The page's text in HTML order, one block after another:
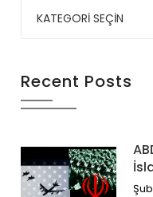
Recent Posts